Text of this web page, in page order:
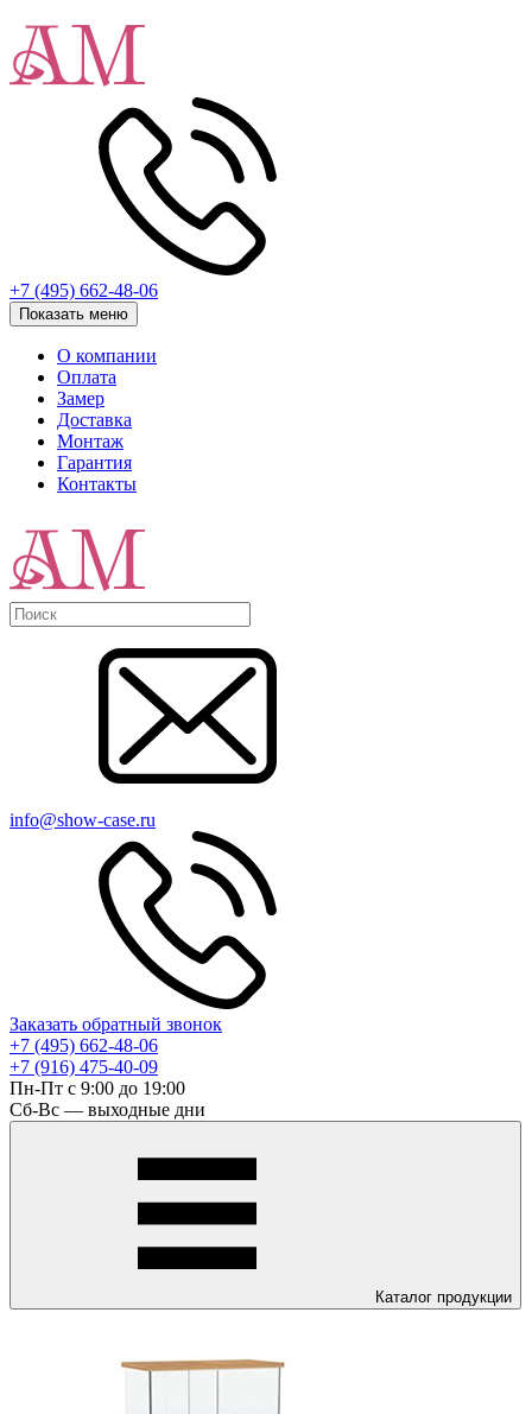
+7 (495) 662-48-06
Показать меню
О компании
Оплата
Замер
Доставка
Монтаж
Гарантия
Контакты
info@show-case.ru
Заказать обратный звонок
+7 (495) 662-48-06
+7 (916) 475-40-09
Пн-Пт с 9:00 до 19:00
Сб-Вс — выходные дни
Каталог продукции